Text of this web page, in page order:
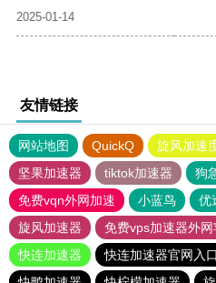
2025-01-14
友情链接
网站地图 QuickQ 旋风加速
坚果加速器
tiktok加速器
狗
免费vqn外网加速
小蓝鸟 优
旋风加速器
免费vps加速器外网
快连加速器
快连加速器官网入口